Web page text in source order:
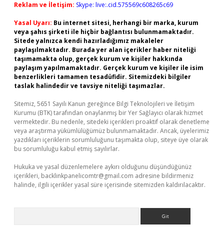
Reklam ve İletişim: Skype: live:.cid.575569c608265c69
Yasal Uyarı: Bu internet sitesi, herhangi bir marka, kurum
veya şahıs şirketi ile hiçbir bağlantısı bulunmamaktadır.
Sitede yalnızca kendi hazırladığımız makaleler
paylaşılmaktadır. Burada yer alan içerikler haber niteliği
taşımamakta olup, gerçek kurum ve kişiler hakkında
paylaşım yapılmamaktadır. Gerçek kurum ve kişiler ile isim
benzerlikleri tamamen tesadüfidir. Sitemizdeki bilgiler
taslak halindedir ve tavsiye niteliği taşımazlar.
Sitemiz, 5651 Sayılı Kanun gereğince Bilgi Teknolojileri ve İletişim
Kurumu (BTK) tarafından onaylanmış bir Yer Sağlayıcı olarak hizmet
vermektedir. Bu nedenle, sitedeki içerikleri proaktif olarak denetleme
veya araştırma yükümlülüğümüz bulunmamaktadır. Ancak, üyelerimiz
yazdıkları içeriklerin sorumluluğunu taşımakta olup, siteye üye olarak
bu sorumluluğu kabul etmiş sayılırlar.
Hukuka ve yasal düzenlemelere aykırı olduğunu düşündüğünüz
içerikleri, backlinkpanelicomtr@gmail.com adresine bildirmeniz
halinde, ilgili içerikler yasal süre içerisinde sitemizden kaldırılacaktır.